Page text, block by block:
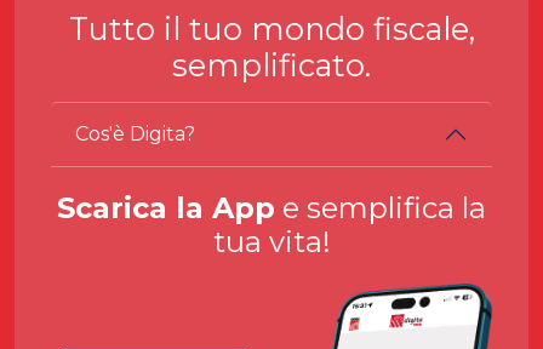
Tutto il tuo mondo fiscale,
semplificato.
Cos'è Digita?
Scarica la App e semplifica la
tua vita!